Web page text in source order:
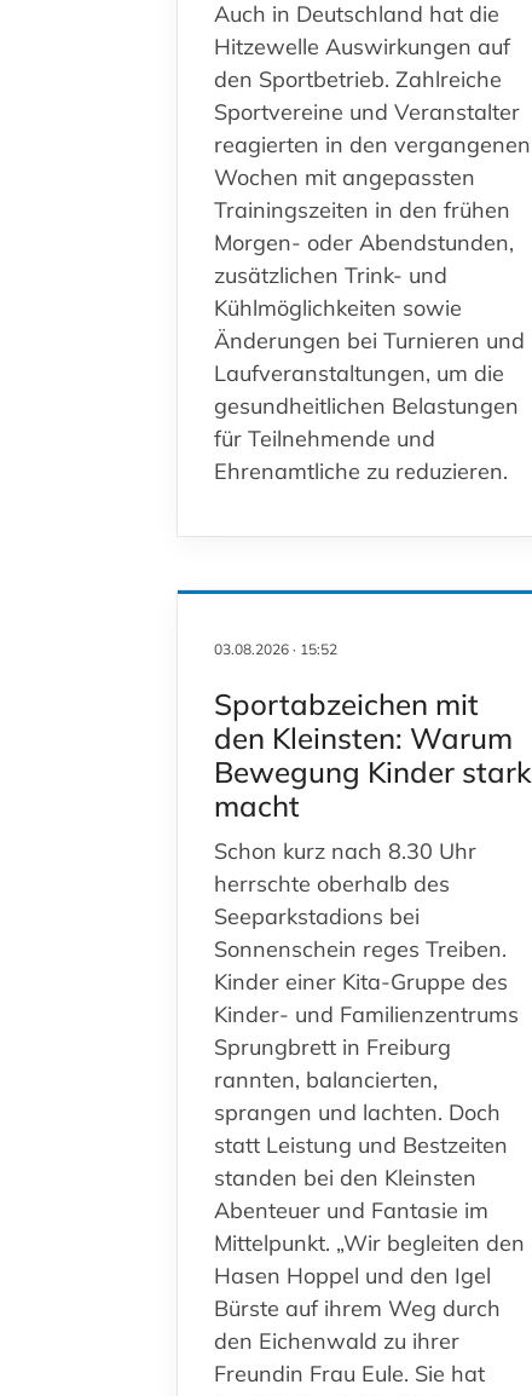
Auch in Deutschland hat die
Hitzewelle Auswirkungen auf
den Sportbetrieb. Zahlreiche
Sportvereine und Veranstalter
reagierten in den vergangenen
Wochen mit angepassten
Trainingszeiten in den frühen
Morgen- oder Abendstunden,
zusätzlichen Trink- und
Kühlmöglichkeiten sowie
Änderungen bei Turnieren und
Laufveranstaltungen, um die
gesundheitlichen Belastungen
für Teilnehmende und
Ehrenamtliche zu reduzieren.
03.08.2026 · 15:52
Sportabzeichen mit
den Kleinsten: Warum
Bewegung Kinder stark
macht
Schon kurz nach 8.30 Uhr
herrschte oberhalb des
Seeparkstadions bei
Sonnenschein reges Treiben.
Kinder einer Kita-Gruppe des
Kinder- und Familienzentrums
Sprungbrett in Freiburg
rannten, balancierten,
sprangen und lachten. Doch
statt Leistung und Bestzeiten
standen bei den Kleinsten
Abenteuer und Fantasie im
Mittelpunkt. „Wir begleiten den
Hasen Hoppel und den Igel
Bürste auf ihrem Weg durch
den Eichenwald zu ihrer
Freundin Frau Eule. Sie hat